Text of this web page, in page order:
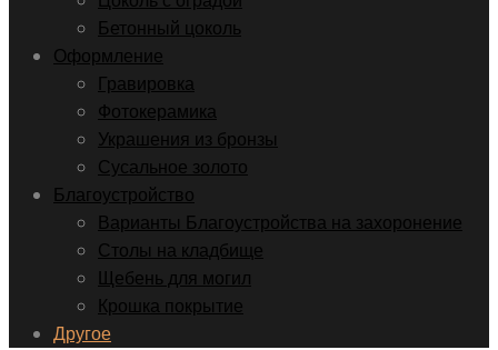
Бетонный цоколь
Оформление
Гравировка
Фотокерамика
Украшения из бронзы
Сусальное золото
Благоустройство
Варианты Благоустройства на захоронение
Столы на кладбище
Щебень для могил
Крошка покрытие
Другое